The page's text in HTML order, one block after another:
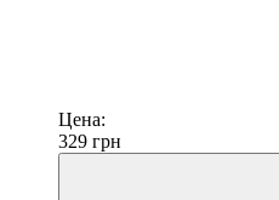
Цена:
329 грн